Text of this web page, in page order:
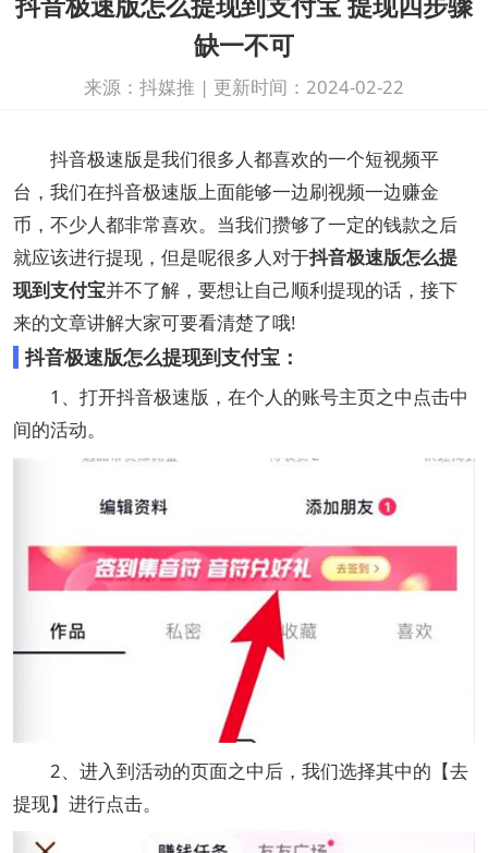
缺一不可
来源：抖媒推 | 更新时间：2024-02-22
抖音极速版是我们很多人都喜欢的一个短视频平
台，我们在抖音极速版上面能够一边刷视频一边赚金
币，不少人都非常喜欢。当我们攒够了一定的钱款之后
就应该进行提现，但是呢很多人对于抖音极速版怎么提
现到支付宝并不了解，要想让自己顺利提现的话，接下
来的文章讲解大家可要看清楚了哦!
抖音极速版怎么提现到支付宝：
1、打开抖音极速版，在个人的账号主页之中点击中
间的活动。
2、进入到活动的页面之中后，我们选择其中的【去
提现】进行点击。